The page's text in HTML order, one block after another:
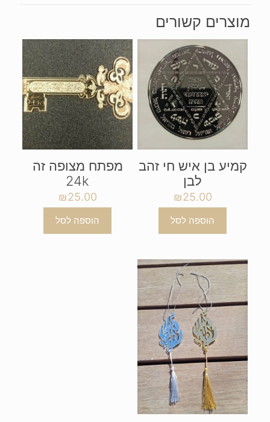
מוצרים קשורים
קמיע בן איש חי זהב
לבן
₪25.00
הוספה לסל
מפתח מצופה זה
24k
₪25.00
הוספה לסל